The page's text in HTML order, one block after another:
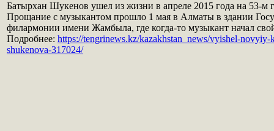
Батырхан Шукенов ушел из жизни в апреле 2015 года на 53-м
Прощание с музыкантом прошло 1 мая в Алматы в здании
филармонии имени Жамбыла, где когда-то музыкант начал
Подробнее: https://tengrinews.kz/kazakhstan_news/vyishel-
shukenova-317024/